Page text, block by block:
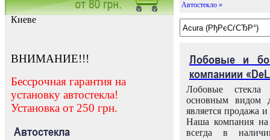
Заказать установку автостекла в
Киеве
ВНИМАНИЕ!!!
Бессрочная гарантия на
установку автостекла!
Установка от 250 грн.
Автостекла
Автостекло »
Лобовые и
компаниии
Лобовые
основным видом
является продажа и
Наша компания на
всегда в